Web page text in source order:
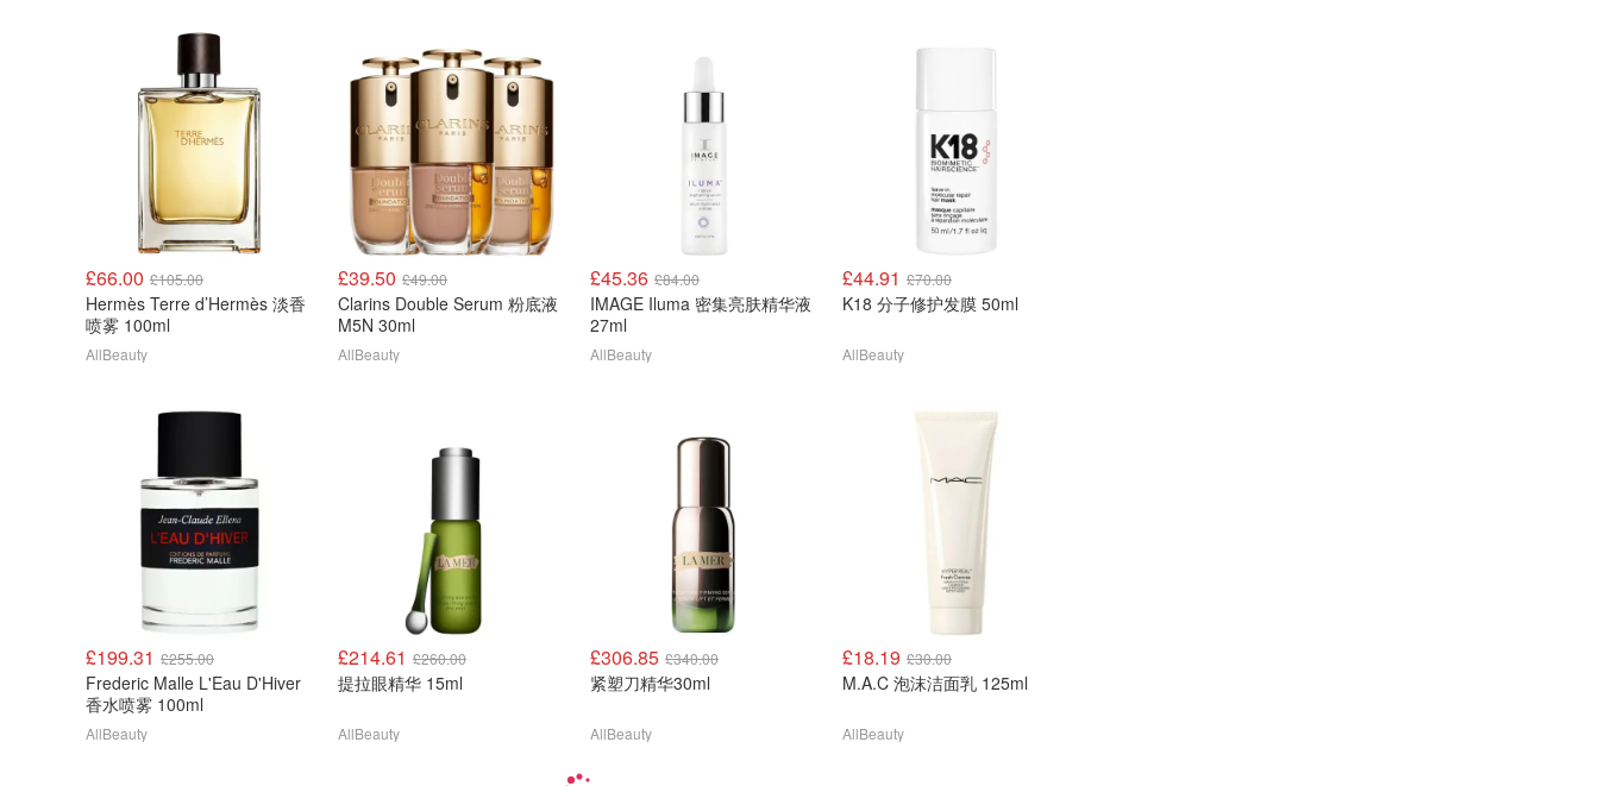
£66.00 £105.00
Hermès Terre d’Hermès 淡香
喷雾 100ml
AllBeauty
£39.50 £49.00
Clarins Double Serum 粉底液
M5N 30ml
AllBeauty
£45.36 £84.00
IMAGE Iluma 密集亮肤精华液
27ml
AllBeauty
£44.91 £70.00
K18 分子修护发膜 50ml
AllBeauty
£199.31 £255.00
Frederic Malle L'Eau D'Hiver
香水喷雾 100ml
AllBeauty
£214.61 £260.00
提拉眼精华 15ml
AllBeauty
£306.85 £340.00
紧塑刀精华30ml
AllBeauty
£18.19 £30.00
M.A.C 泡沫洁面乳 125ml
AllBeauty